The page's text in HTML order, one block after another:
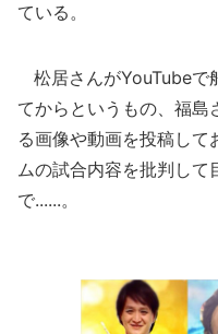
ている。
松居さんがYouTubeで
てからというもの、福
る画像や動画を投稿して
ムの試合内容を批判して
で......。